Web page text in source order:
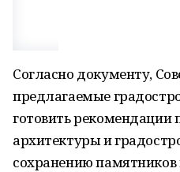
Согласно документу,
предлагаемые
готовить рекомендации
архитектуры и
сохранению